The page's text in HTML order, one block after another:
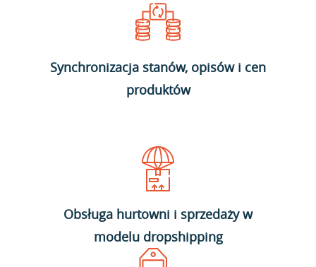
Synchronizacja stanów, opisów i cen
produktów
Obsługa hurtowni i sprzedaży w
modelu dropshipping